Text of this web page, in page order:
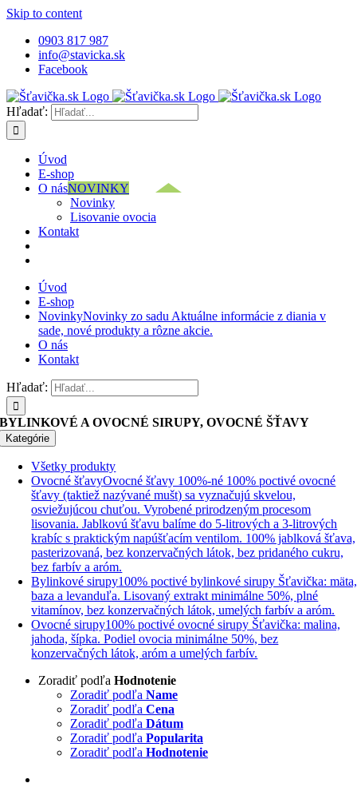
Skip to content
0903 817 987
info@stavicka.sk
Facebook
Hľadať:
Úvod
E-shop
O násNOVINKY
Novinky
Lisovanie ovocia
Kontakt
Úvod
E-shop
NovinkyNovinky zo sadu Aktuálne informácie z diania v
sade, nové produkty a rôzne akcie.
O nás
Kontakt
Hľadať:
BYLINKOVÉ A OVOCNÉ SIRUPY, OVOCNÉ ŠŤAVY
Kategórie
Všetky produkty
Ovocné šťavyOvocné šťavy 100%-né 100% poctivé ovocné
šťavy (taktiež nazývané mušt) sa vyznačujú skvelou,
osviežujúcou chuťou. Vyrobené prirodzeným procesom
lisovania. Jablkovú šťavu balíme do 5-litrových a 3-litrových
krabíc s praktickým napúšťacím ventilom. 100% jablková šťava,
pasterizovaná, bez konzervačných látok, bez pridaného cukru,
bez farbív a aróm.
Bylinkové sirupy100% poctivé bylinkové sirupy Šťavička: mäta,
baza a levanduľa. Lisovaný extrakt minimálne 50%, plné
vitamínov, bez konzervačných látok, umelých farbív a aróm.
Ovocné sirupy100% poctivé ovocné sirupy Šťavička: malina,
jahoda, šípka. Podiel ovocia minimálne 50%, bez
konzervačných látok, aróm a umelých farbív.
Zoradiť podľa Hodnotenie
Zoradiť podľa Name
Zoradiť podľa Cena
Zoradiť podľa Dátum
Zoradiť podľa Popularita
Zoradiť podľa Hodnotenie